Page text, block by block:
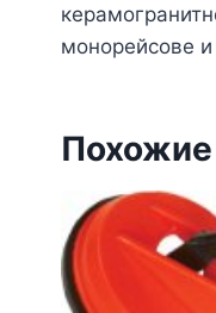
монорейсове
Похожие